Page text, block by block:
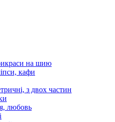
на шию
кафи
з двох частин
любовь